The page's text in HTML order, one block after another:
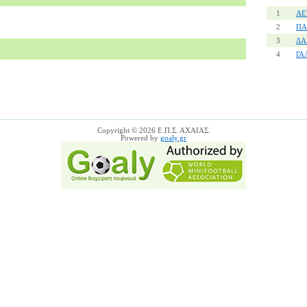
1
2
3
4
Copyright © 2026 Ε.Π.Σ. ΑΧΑΙΑΣ.
Powered by goaly.gr